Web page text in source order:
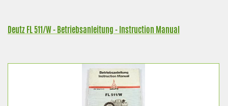
Deutz FL 511/W - Betriebsanleitung - Instruction Manual